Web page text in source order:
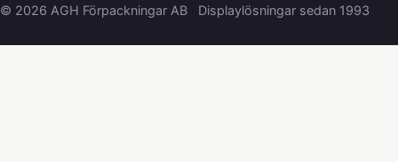
© 2026 AGH Förpackningar AB Displaylösningar sedan 1993